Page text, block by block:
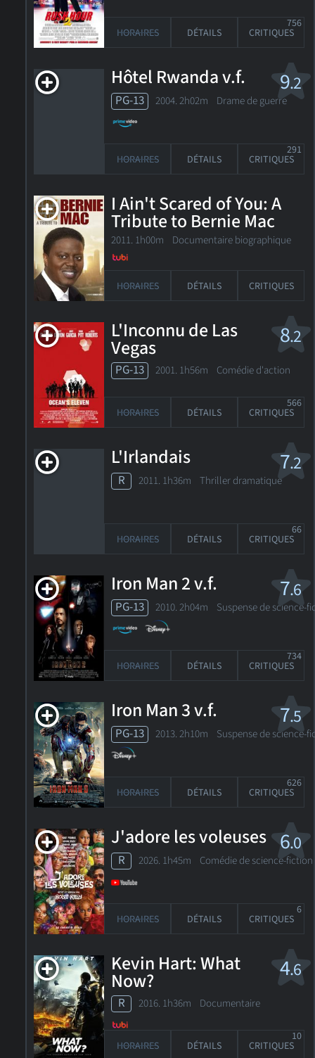
HORAIRES DÉTAILS CRITIQUES
756
9.2
Hôtel Rwanda v.f.
PG-13 2004. 2h02m Drame de guerre
HORAIRES DÉTAILS CRITIQUES
291
I Ain't Scared of You: A
Tribute to Bernie Mac
2011. 1h00m Documentaire biographique
HORAIRES DÉTAILS CRITIQUES
8.2
L'Inconnu de Las
Vegas
PG-13 2001. 1h56m Comédie d'action
HORAIRES DÉTAILS CRITIQUES
566
7.2
L'Irlandais
R 2011. 1h36m Thriller dramatique
HORAIRES DÉTAILS CRITIQUES
66
7.6
Iron Man 2 v.f.
PG-13 2010. 2h04m Suspense de science-
HORAIRES DÉTAILS CRITIQUES
734
7.5
Iron Man 3 v.f.
PG-13 2013. 2h10m Suspense de science-
HORAIRES DÉTAILS CRITIQUES
626
6.0
J'adore les voleuses
R 2026. 1h45m Comédie de science-fiction
HORAIRES DÉTAILS CRITIQUES
6
4.6
Kevin Hart: What
Now?
R 2016. 1h36m Documentaire
HORAIRES DÉTAILS CRITIQUES
10